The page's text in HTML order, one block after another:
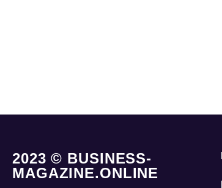
2023 © BUSINESS-
MAGAZINE.ONLINE